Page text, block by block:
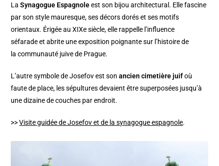
LaSynagogue Espagnoleest son bijou architectural. Elle fascine
par son style mauresque, ses décors dorés et ses motifs
orientaux. Érigée au XIXe siècle, elle rappelle l’influence
séfarade et abrite une exposition poignante sur l’histoire de
la communauté juive de Prague.
L’autre symbole de Josefov est sonancien cimetière juifoù
faute de place, les sépultures devaient être superposées jusqu’à
une dizaine de couches par endroit.
>>Visite guidée de Josefov et de la synagogue espagnole.